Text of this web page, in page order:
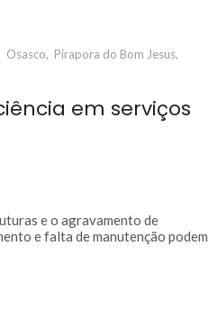
Osasco, Pirapora do Bom Jesus,
em serviços
e o agravamento de
e falta de manutenção podem